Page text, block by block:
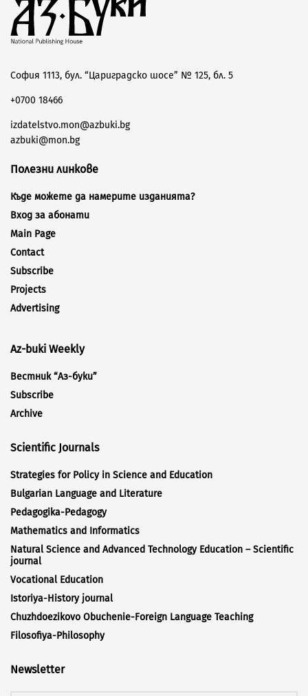
София 1113, бул. “Цариградско шосе” № 125, бл. 5
+0700 18466
izdatelstvo.mon@azbuki.bg
azbuki@mon.bg
Полезни линкове
Къде можете да намерите изданията?
Вход за абонати
Main Page
Contact
Subscribe
Projects
Advertising
Az-buki Weekly
Вестник “Аз-буки”
Subscribe
Archive
Scientific Journals
Strategies for Policy in Science and Education
Bulgarian Language and Literature
Pedagogika-Pedagogy
Mathematics and Informatics
Natural Science and Advanced Technology Education – Scientific
journal
Vocational Education
Istoriya-History journal
Chuzhdoezikovo Obuchenie-Foreign Language Teaching
Filosofiya-Philosophy
Newsletter